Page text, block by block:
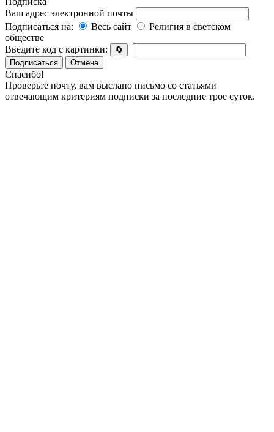
Ваш адрес электронной почты
Подписаться на:
Весь сайт
Религия в светском
обществе
Введите код с картинки:
🔄
Подписаться
Отмена
Спасибо!
Проверьте почту, вам выслано письмо со статьями
отвечающим критериям подписки за последние трое суток.